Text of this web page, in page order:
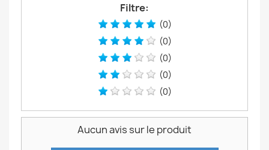
Filtre:
(0)
(0)
(0)
(0)
(0)
Aucun avis sur le produit